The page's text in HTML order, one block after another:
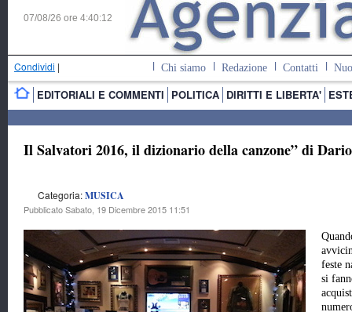
07/08/26 ore 4:40:13
Condividi | Chi siamo Redazione Contatti
EDITORIALI E COMMENTI POLITICA DIRITTI E LIBERTA'
Il Salvatori 2016, il dizionario della canzone” di
Categoria:MUSICA
Pubblicato Sabato, 19 Dicembre 2015 11:51
feste
si